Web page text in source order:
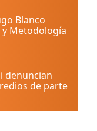
Blanco
Metodología
denuncian
de parte